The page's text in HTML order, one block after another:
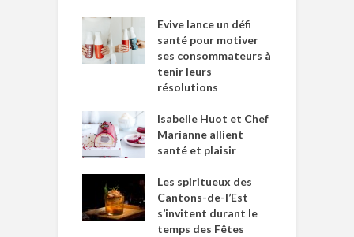
Evive lance un défi
santé pour motiver
ses consommateurs à
tenir leurs
résolutions
Isabelle Huot et Chef
Marianne allient
santé et plaisir
Les spiritueux des
Cantons-de-l’Est
s’invitent durant le
temps des Fêtes